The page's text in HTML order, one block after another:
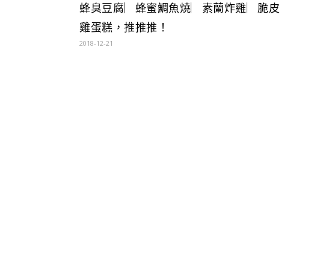
蜂臭豆腐︳蜂蜜鯛魚燒︳素蘭炸雞︳脆皮
雞蛋糕，推推推！
2018-12-21